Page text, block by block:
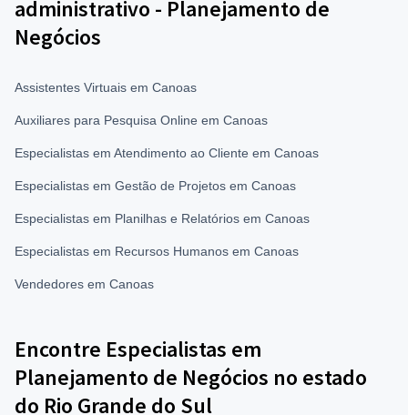
administrativo - Planejamento de
Negócios
Assistentes Virtuais em Canoas
Auxiliares para Pesquisa Online em Canoas
Especialistas em Atendimento ao Cliente em Canoas
Especialistas em Gestão de Projetos em Canoas
Especialistas em Planilhas e Relatórios em Canoas
Especialistas em Recursos Humanos em Canoas
Vendedores em Canoas
Encontre Especialistas em
Planejamento de Negócios no estado
do Rio Grande do Sul